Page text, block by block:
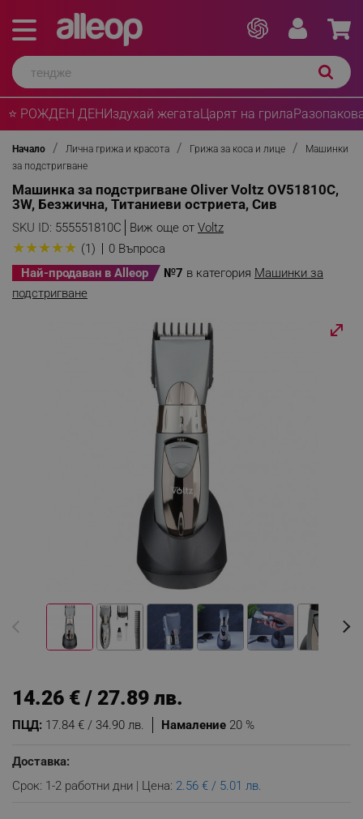
⭐ РОЖДЕН ДЕНИздухай жегатаЦарят на грила
Начало Лична грижа и красота Грижа за коса и лице
Машинки
за подстригване
Машинка за подстригване Oliver Voltz OV51810C,
3W, Безжична, Титаниеви остриета, Сив
SKU ID: 555551810C Виж още от Voltz
★★★★★ (1)
0 Въпроса
Най-продаван в Alleop
№7 в категория Машинки за
подстригване
Намаление 20 %
ПЦД: 17.84 € / 34.90 лв.
14.26 € / 27.89 лв.
Доставка:
Срок: 1-2 работни дни | Цена: 2.56 € / 5.01 лв.